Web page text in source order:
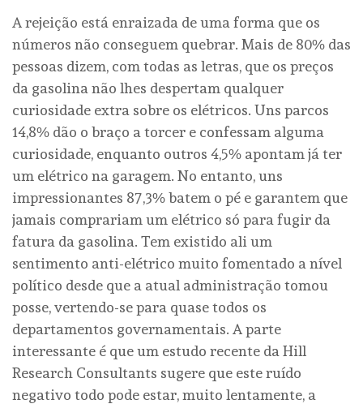
A rejeição está enraizada de uma forma que os
números não conseguem quebrar. Mais de 80% das
pessoas dizem, com todas as letras, que os preços
da gasolina não lhes despertam qualquer
curiosidade extra sobre os elétricos. Uns parcos
14,8% dão o braço a torcer e confessam alguma
curiosidade, enquanto outros 4,5% apontam já ter
um elétrico na garagem. No entanto, uns
impressionantes 87,3% batem o pé e garantem que
jamais comprariam um elétrico só para fugir da
fatura da gasolina. Tem existido ali um
sentimento anti-elétrico muito fomentado a nível
político desde que a atual administração tomou
posse, vertendo-se para quase todos os
departamentos governamentais. A parte
interessante é que um estudo recente da Hill
Research Consultants sugere que este ruído
negativo todo pode estar, muito lentamente, a